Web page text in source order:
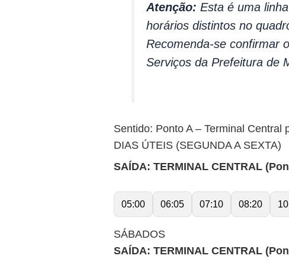
Atenção: Esta é uma
horários distintos no
Recomenda-se confirmar
Serviços da Prefeitura de
Sentido: Ponto A – Terminal Central
DIAS ÚTEIS (SEGUNDA A SEXTA)
SAÍDA: TERMINAL CENTRAL
05:00 06:05 07:10 08:20
SÁBADOS
SAÍDA: TERMINAL CENTRAL